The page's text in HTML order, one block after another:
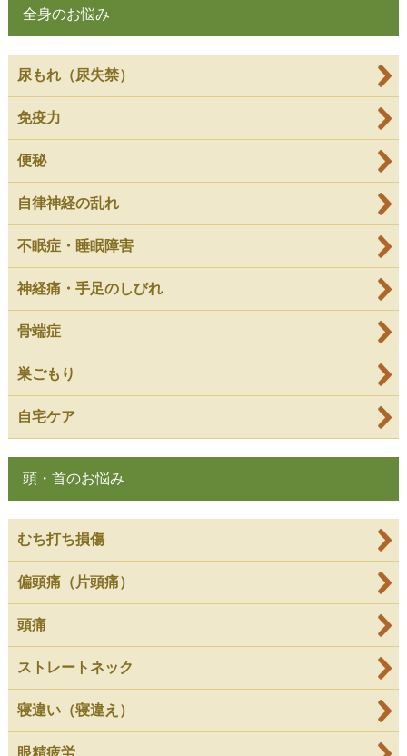
全身のお悩み
尿もれ（尿失禁）
免疫力
便秘
自律神経の乱れ
不眠症・睡眠障害
神経痛・手足のしびれ
骨端症
巣ごもり
自宅ケア
頭・首のお悩み
むち打ち損傷
偏頭痛（片頭痛）
頭痛
ストレートネック
寝違い（寝違え）
眼精疲労